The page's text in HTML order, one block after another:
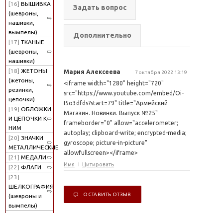
[16] ВЫШИВКА
(шевроны,
нашивки,
вымпелы)
[17] ТКАНЫЕ
(шевроны,
нашивки)
[18] ЖЕТОНЫ
(жетоны,
резинки,
цепочки)
[19] ОБЛОЖКИ
И ЦЕПОЧКИ К
НИМ
[20] ЗНАЧКИ
МЕТАЛЛИЧЕСКИЕ
[21] МЕДАЛИ
[22] ФЛАГИ
[23]
ШЕЛКОГРАФИЯ
(шевроны и
вымпелы)
Задать вопрос
Дополнительно
Мария Алексеева 7 октября 2022 13:19
<iframe width="1280" height="720"
src="https://www.youtube.com/embed/Oi-
I5o3dfds?start=79" title="Армейский
Магазин. Новинки. Выпуск №25"
frameborder="0" allow="accelerometer;
autoplay; clipboard-write; encrypted-media;
gyroscope; picture-in-picture"
allowfullscreen></iframe>
Имя Цитировать
ОСТАВИТЬ ОТЗЫВ